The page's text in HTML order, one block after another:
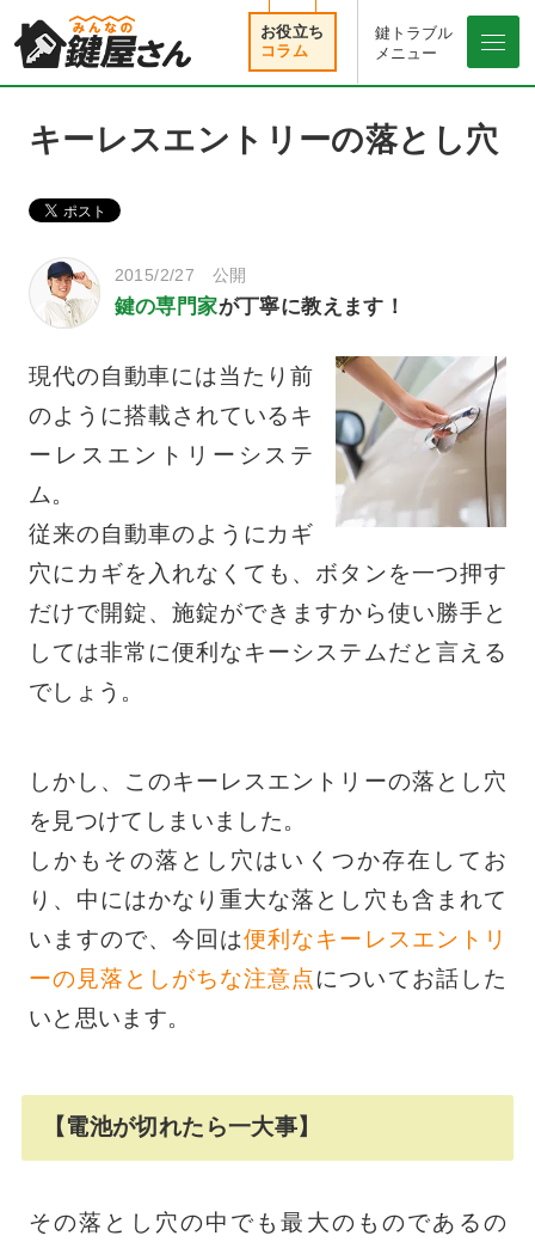
鍵トラブル
メニュー
メニュ
キーレスエントリーの落とし穴
2015/2/27 公開
鍵の専門家が丁寧に教えます！
現代の自動車には当たり前
のように搭載されているキ
ーレスエントリーシステ
ム。
従来の自動車のようにカギ
穴にカギを入れなくても、ボタンを一つ押す
だけで開錠、施錠ができますから使い勝手と
しては非常に便利なキーシステムだと言える
でしょう。
しかし、このキーレスエントリーの落とし穴
を見つけてしまいました。
しかもその落とし穴はいくつか存在してお
り、中にはかなり重大な落とし穴も含まれて
いますので、今回は便利なキーレスエントリ
ーの見落としがちな注意点についてお話した
いと思います。
【電池が切れたら一大事】
その落とし穴の中でも最大のものであるの